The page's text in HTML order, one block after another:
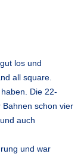
los und
all square.
Die 22-
schon vier
auch
und war